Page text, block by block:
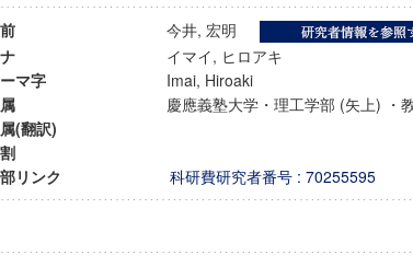
今井, 宏明
イマイ, ヒロアキ
マ字
Imai, Hiroaki
慶應義塾大学・理工学部 (矢上)
(翻訳)
リンク
科研費研究者番号 : 70255595